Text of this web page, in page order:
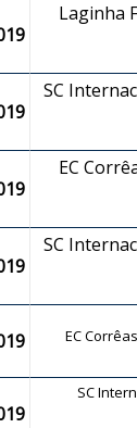
Laginha
SC
EC
SC
EC
SC